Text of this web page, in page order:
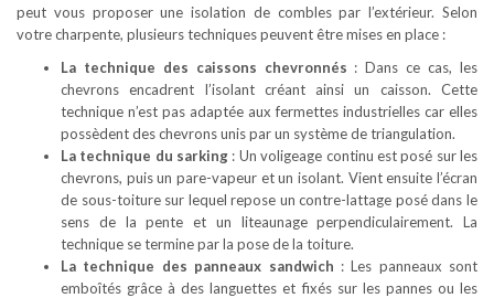
peut vous proposer une isolation de combles par l’extérieur. Selon
votre charpente, plusieurs techniques peuvent être mises en place :
La technique des caissons chevronnés : Dans ce cas, les
chevrons encadrent l’isolant créant ainsi un caisson. Cette
technique n’est pas adaptée aux fermettes industrielles car elles
possèdent des chevrons unis par un système de triangulation.
La technique du sarking : Un voligeage continu est posé sur les
chevrons, puis un pare-vapeur et un isolant. Vient ensuite l’écran
de sous-toiture sur lequel repose un contre-lattage posé dans le
sens de la pente et un liteaunage perpendiculairement. La
technique se termine par la pose de la toiture.
La technique des panneaux sandwich : Les panneaux sont
emboîtés grâce à des languettes et fixés sur les pannes ou les